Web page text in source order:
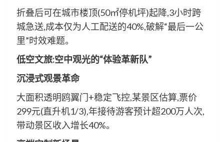
折叠后可在城市楼顶(50㎡停机坪)起降,3小时跨
城急送,成本仅为人工配送的40%,破解“最后一公
里”时效难题。
低空文旅:空中观光的“体验革新队”
沉浸式观景革命
大面积透明鸥翼门+稳定飞控,某景区估算,票价
299元(直升机1/3),年接待游客预计超200万人次,
带动景区收入增长40%。